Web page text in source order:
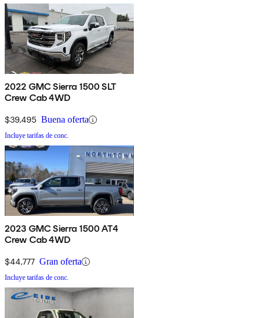
2022 GMC Sierra 1500 SLT
Crew Cab 4WD
$39,495 Buena oferta
Incluye tarifas de conc.
2023 GMC Sierra 1500 AT4
Crew Cab 4WD
$44,777 Gran oferta
Incluye tarifas de conc.